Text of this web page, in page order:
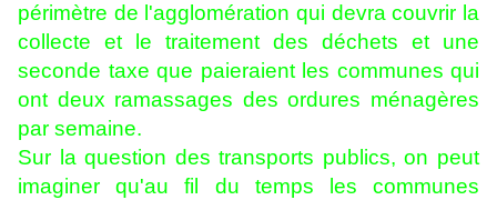
périmètre de l'agglomération qui devra couvrir la
collecte et le traitement des déchets et une
seconde taxe que paieraient les communes qui
ont deux ramassages des ordures ménagères
par semaine.
Sur la question des transports publics, on peut
imaginer qu'au fil du temps les communes